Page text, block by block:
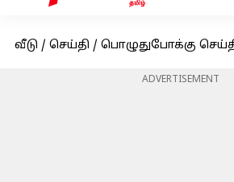
வீடு / செய்தி / பொழுதுபோக்கு
ADVERTISEMENT